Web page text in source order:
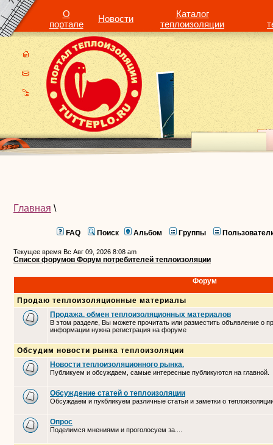
О
портале
Новости
Каталог
теплоизоляции
Главная \
FAQ Поиск Альбом Группы
Текущее время Вс Авг 09, 2026 8:08 am
Список форумов Форум потребителей теплоизоляции
Форум
Продаю теплоизоляционные материалы
Продажа, обмен теплоизоляционных материалов
В этом разделе, Вы можете прочитать или разместить объявление о
информации нужна регистрация на форуме
Обсудим новости рынка теплоизоляции
Новости теплоизоляционного рынка.
Публикуем и обсуждаем, самые интересные публикуются на главной.
Обсуждение статей о теплоизоляции
Обсуждаем и пукбликуем различные статьи и заметки о
Опрос
Поделимся мнениями и проголосуем за....